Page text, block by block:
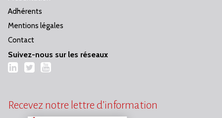
Adhérents
Mentions légales
Contact
Suivez-nous sur les réseaux
LinkedIn
TwitterYouTube
Recevez notre lettre d’information